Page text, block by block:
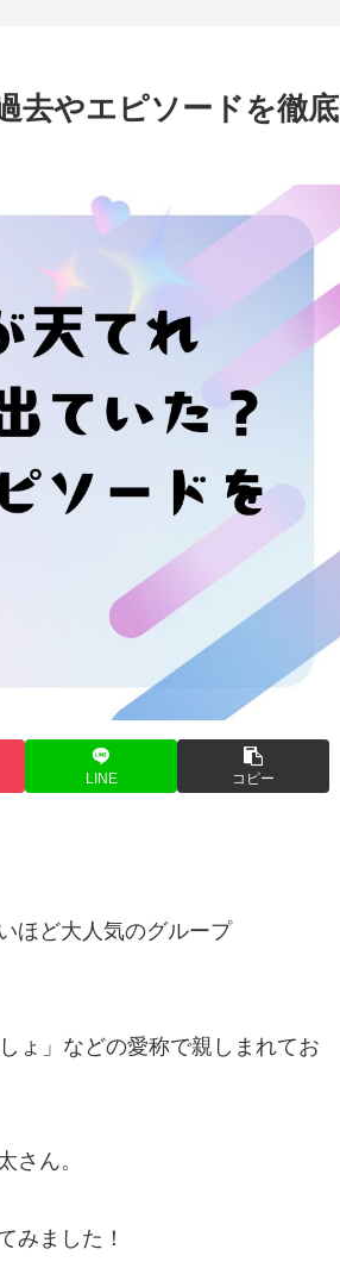
去やエピソードを徹底
LINE コピー
ほど大人気のグループ
ょ」などの愛称で親しまれてお
さん。
みました！